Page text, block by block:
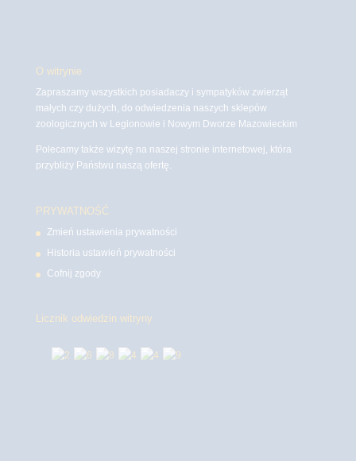
O witrynie
Zapraszamy wszystkich posiadaczy i sympatyków zwierząt
małych czy dużych, do odwiedzenia naszych sklepów
zoologicznych w Legionowie i Nowym Dworze Mazowieckim
Polecamy także wizytę na naszej stronie internetowej, która
przybliży Państwu naszą ofertę.
PRYWATNOŚĆ
Zmień ustawienia prywatności
Historia ustawień prywatności
Cofnij zgody
Licznik odwiedzin witryny